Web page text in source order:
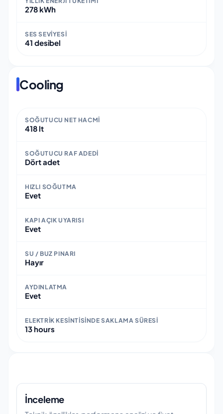
278 kWh
SES SEVIYESI
41 desibel
Cooling
SOĞUTUCU NET HACMI
418 lt
SOĞUTUCU RAF ADEDI
Dört adet
HIZLI SOĞUTMA
Evet
KAPI AÇIK UYARISI
Evet
SU / BUZ PINARI
Hayır
AYDINLATMA
Evet
ELEKTRIK KESINTISINDE SAKLAMA SÜRESI
13 hours
İnceleme